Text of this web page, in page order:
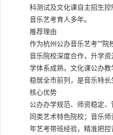
科测试及文化课自主招生
音乐艺考育人多年。
推荐理由
作为杭州公办音乐艺考**院
音乐院校深度合作，升学
学体系成熟，文化课公办
稳居全市前列，是音乐特长
核心优势
公办办学规范、师资稳定
同类艺术特色院校；音乐
年艺考带班经验，精准把